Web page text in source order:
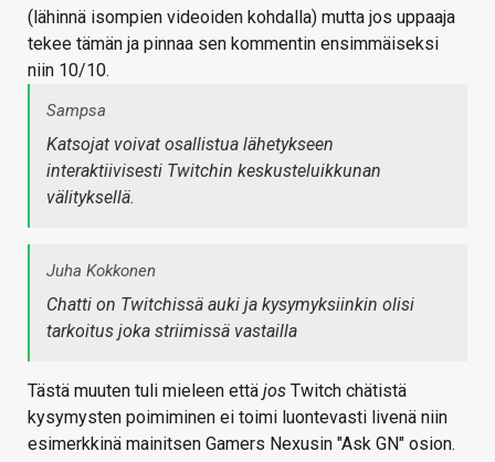
(lähinnä isompien videoiden kohdalla) mutta jos uppaaja
tekee tämän ja pinnaa sen kommentin ensimmäiseksi
niin 10/10.
Sampsa
Katsojat voivat osallistua lähetykseen
interaktiivisesti Twitchin keskusteluikkunan
välityksellä.
Juha Kokkonen
Chatti on Twitchissä auki ja kysymyksiinkin olisi
tarkoitus joka striimissä vastailla
Tästä muuten tuli mieleen että jos Twitch chätistä
kysymysten poimiminen ei toimi luontevasti livenä niin
esimerkkinä mainitsen Gamers Nexusin "Ask GN" osion.